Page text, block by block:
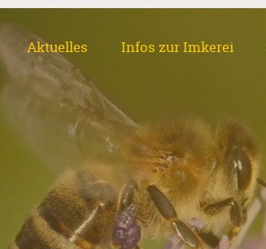
Aktuelles Infos zur Imkerei